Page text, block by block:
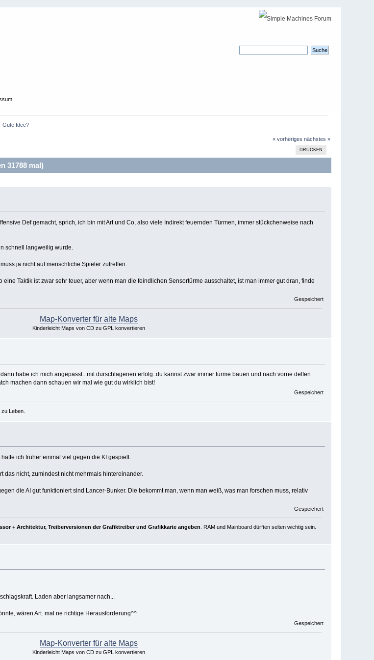
Gute Idee?
« vorheriges nächstes »
DRUCKEN
31788 mal)
Def gemacht, sprich, ich bin mit Art und Co, also viele Indirekt feuernden Türmen, immer stückchenweise nach
schnell langweilig wurde.
ja nicht auf menschliche Spieler zutreffen.
Taktik ist zwar sehr teuer, aber wenn man die feindlichen Sensortürme ausschaltet, ist man immer gut dran, finde
Gespeichert
Map-Konverter für alte Maps
Kinderleicht Maps von CD zu GPL konvertieren
habe ich mich angepasst...mit durschlagenen erfolg..du kannst zwar immer türme bauen und nach vorne deffen
machen dann schauen wir mal wie gut du wirklich bist!
Gespeichert
Leben.
ich früher einmal viel gegen die KI gespielt.
nicht, zumindest nicht mehrmals hintereinander.
die AI gut funktioniert sind Lancer-Bunker. Die bekommt man, wenn man weiß, was man forschen muss, relativ
Gespeichert
+ Architektur, Treiberversionen der Grafiktreiber und Grafikkarte angeben . RAM und Mainboard dürften selten wichtig sein.
Laden aber langsamer nach...
wären Art. mal ne richtige Herausforderung^^
Gespeichert
Map-Konverter für alte Maps
Kinderleicht Maps von CD zu GPL konvertieren